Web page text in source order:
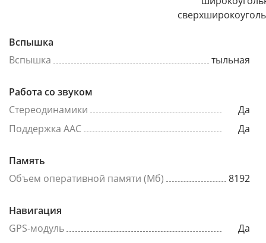
Вспышка
Вспышка
тыльная
Работа со звуком
Стереодинамики
Да
Поддержка AAC
Да
Память
Объем оперативной памяти (Мб)
8192
Навигация
GPS-модуль
Да